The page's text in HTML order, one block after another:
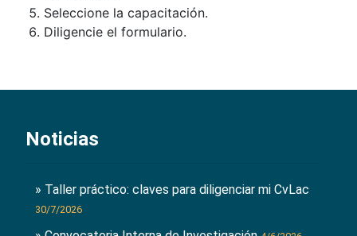
Seleccione la capacitación.
Diligencie el formulario.
Noticias
» Taller práctico: claves para diligenciar mi CvLac
30/7/2026